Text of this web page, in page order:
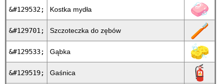
&#129532; Kostka mydła 🧼
&#129701; Szczoteczka do zębów 🪥
&#129533; Gąbka 🧽
&#129519; Gaśnica 🧯